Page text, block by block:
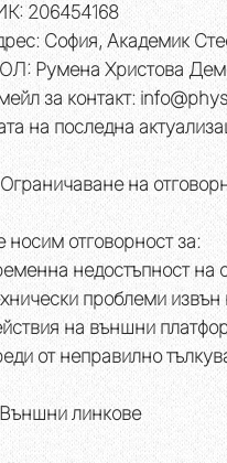
206454168
София, Академик
Румена Христова
за контакт:
на последна
на
носим отговорност за:
недостъпност на
проблеми
на външни
от неправилно
линкове